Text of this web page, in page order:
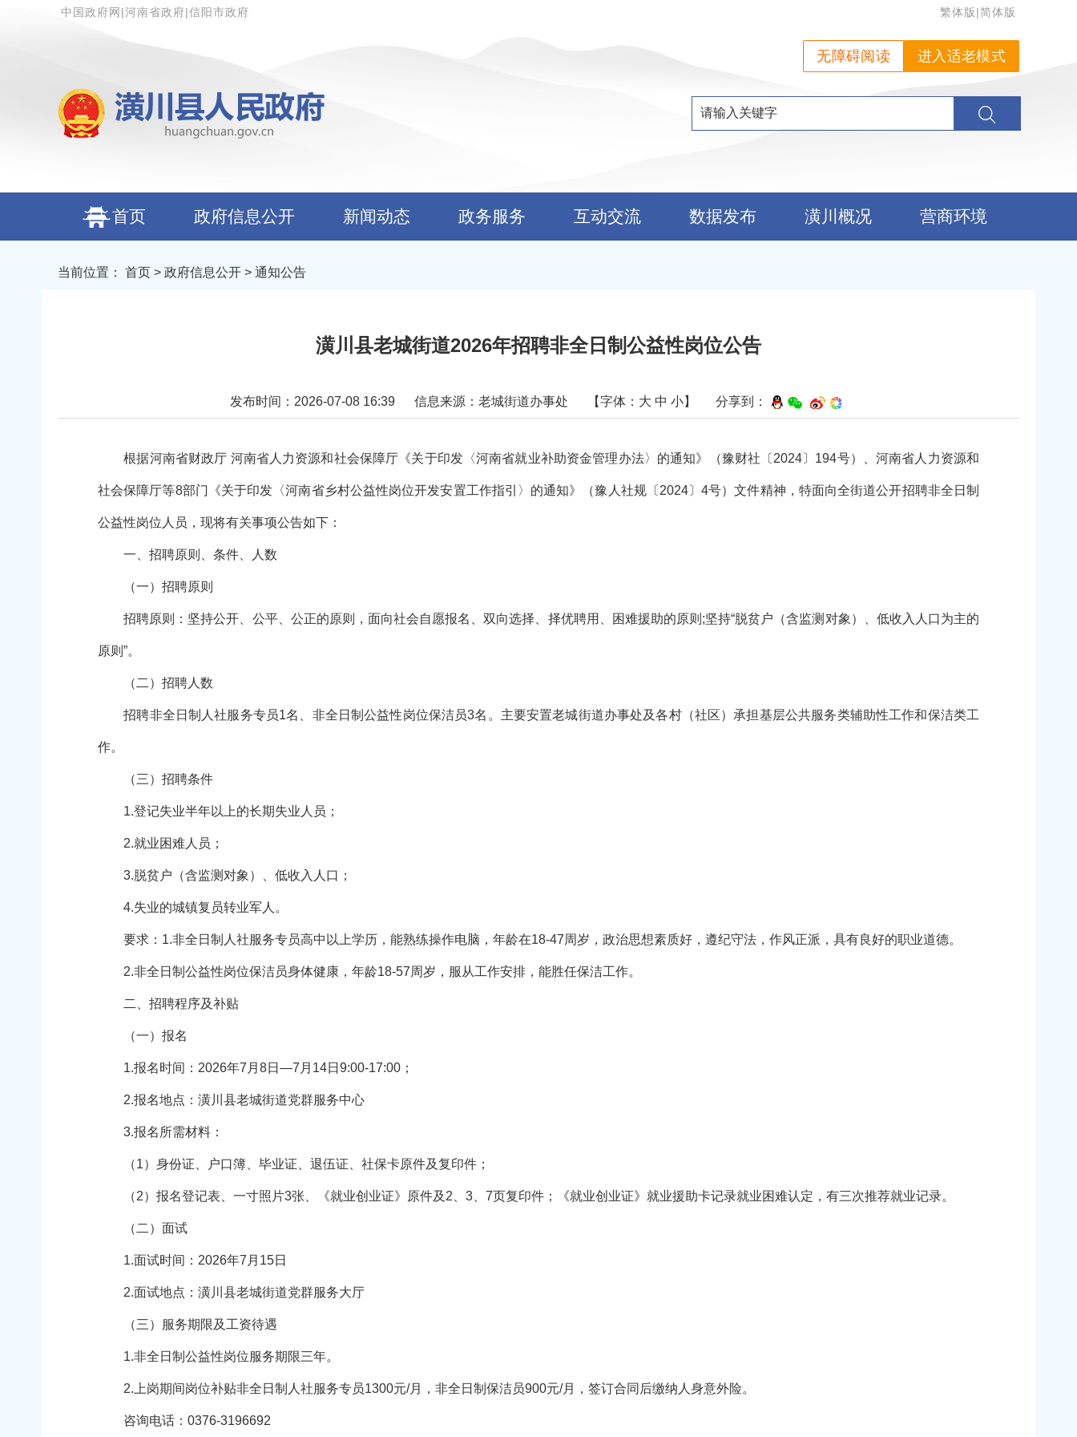
中国政府网 |河南省政府|信阳市政府 繁体版|简体版
进入适老模式
无障碍阅读
首页 政府信息公开 新闻动态 政务服务 互动交流 数据发布 潢川概况 营商环境
当前位置： 首页 > 政府信息公开 > 通知公告
潢川县老城街道2026年招聘非全日制公益性岗位公告
发布时间：2026-07-08 16:39 信息来源：老城街道办事处 【字体： 大 中 小】 分享到：
根据河南省财政厅 河南省人力资源和社会保障厅《关于印发〈河南省就业补助资金管理办法〉的通知》（豫财社〔2024〕194号）、河南省人力资源和
社会保障厅等8部门《关于印发〈河南省乡村公益性岗位开发安置工作指引〉的通知》（豫人社规〔2024〕4号）文件精神，特面向全街道公开招聘非全日制
公益性岗位人员，现将有关事项公告如下：
一、招聘原则、条件、人数
（一）招聘原则
招聘原则：坚持公开、公平、公正的原则，面向社会自愿报名、双向选择、择优聘用、困难援助的原则;坚持“脱贫户（含监测对象）、低收入人口为主的
原则”。
（二）招聘人数
招聘非全日制人社服务专员1名、非全日制公益性岗位保洁员3名。主要安置老城街道办事处及各村（社区）承担基层公共服务类辅助性工作和保洁类工
作。
（三）招聘条件
1.登记失业半年以上的长期失业人员；
2.就业困难人员；
3.脱贫户（含监测对象）、低收入人口；
4.失业的城镇复员转业军人。
要求：1.非全日制人社服务专员高中以上学历，能熟练操作电脑，年龄在18-47周岁，政治思想素质好，遵纪守法，作风正派，具有良好的职业道德。
2.非全日制公益性岗位保洁员身体健康，年龄18-57周岁，服从工作安排，能胜任保洁工作。
二、招聘程序及补贴
（一）报名
1.报名时间：2026年7月8日—7月14日9:00-17:00；
2.报名地点：潢川县老城街道党群服务中心
3.报名所需材料：
（1）身份证、户口簿、毕业证、退伍证、社保卡原件及复印件；
（2）报名登记表、一寸照片3张、《就业创业证》原件及2、3、7页复印件；《就业创业证》就业援助卡记录就业困难认定，有三次推荐就业记录。
（二）面试
1.面试时间：2026年7月15日
2.面试地点：潢川县老城街道党群服务大厅
（三）服务期限及工资待遇
1.非全日制公益性岗位服务期限三年。
2.上岗期间岗位补贴非全日制人社服务专员1300元/月，非全日制保洁员900元/月，签订合同后缴纳人身意外险。
咨询电话：0376-3196692